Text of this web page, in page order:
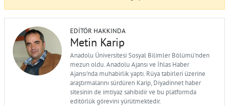
EDITÖR HAKKINDA
Metin Karip
Anadolu Üniversitesi Sosyal Bilimler Bölümü'nden
mezun oldu. Anadolu Ajansı ve İhlas Haber
Ajansı'nda muhabirlik yaptı. Rüya tabirleri üzerine
araştırmalarını sürdüren Karip, Diyadinnet haber
sitesinin de imtiyaz sahibidir ve bu platformda
editörlük görevini yürütmektedir.